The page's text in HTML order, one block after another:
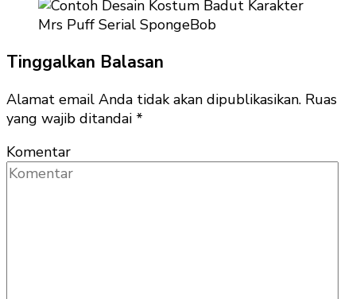
Tinggalkan Balasan
Alamat email Anda tidak akan dipublikasikan. Ruas
yang wajib ditandai *
Komentar